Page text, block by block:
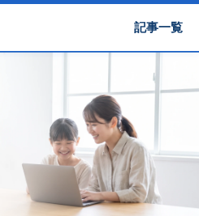
記事一覧